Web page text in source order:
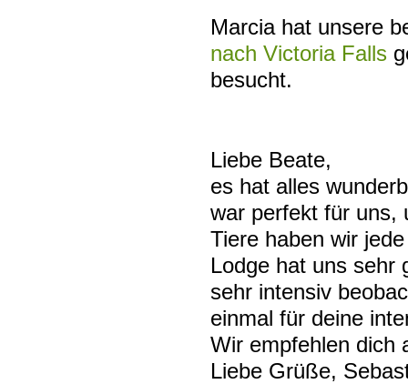
Marcia hat unsere
nach Victoria Falls
besucht.
Liebe Beate,
es hat alles
war perfekt für uns,
Tiere haben wir
Lodge hat uns sehr
sehr intensiv
einmal für deine
Wir empfehlen dich
Liebe Grüße,